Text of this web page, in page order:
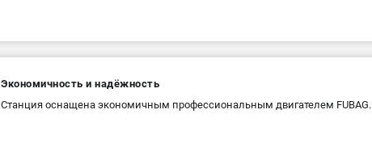
Экономичность и надёжность
Станция оснащена экономичным профессиональным двигателем FUBAG.